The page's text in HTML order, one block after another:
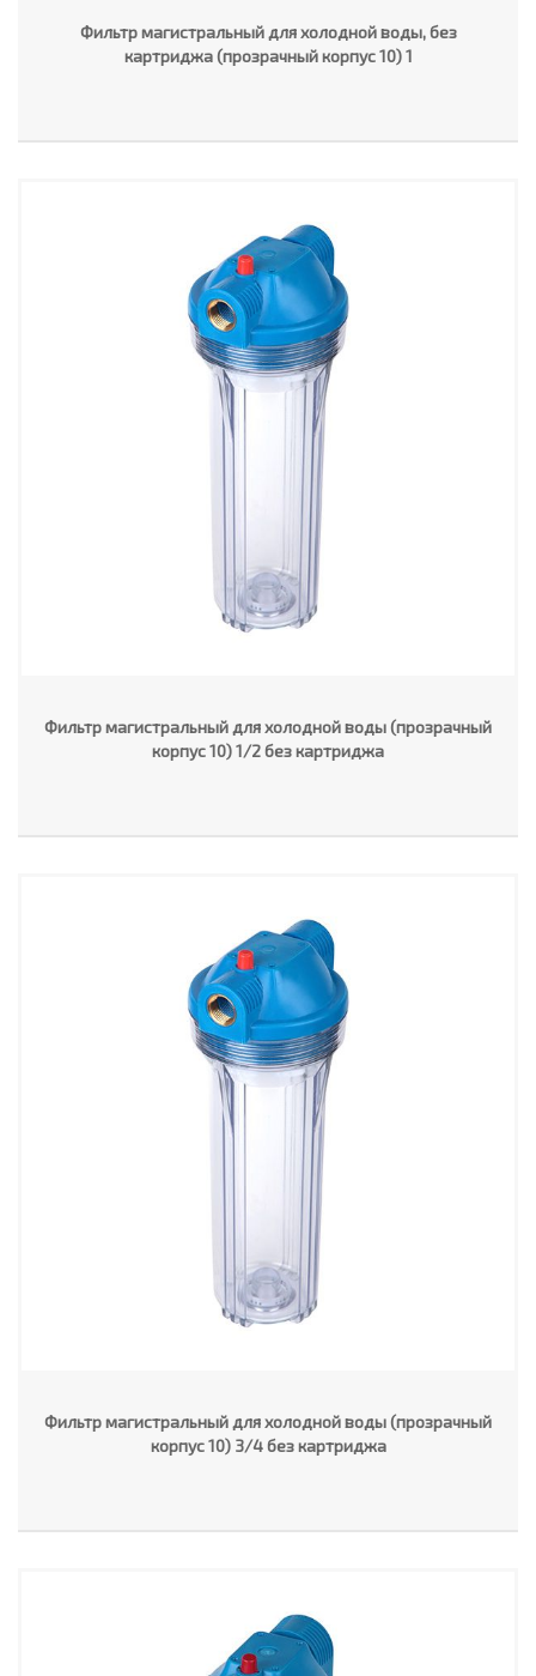
Фильтр магистральный для холодной воды, без
картриджа (прозрачный корпус 10) 1
Фильтр магистральный для холодной воды (прозрачный
корпус 10) 1/2 без картриджа
Фильтр магистральный для холодной воды (прозрачный
корпус 10) 3/4 без картриджа